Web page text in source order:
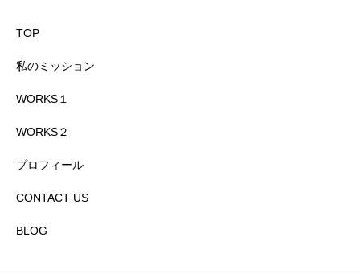
TOP
私のミッション
WORKS１
WORKS２
プロフィール
CONTACT US
BLOG